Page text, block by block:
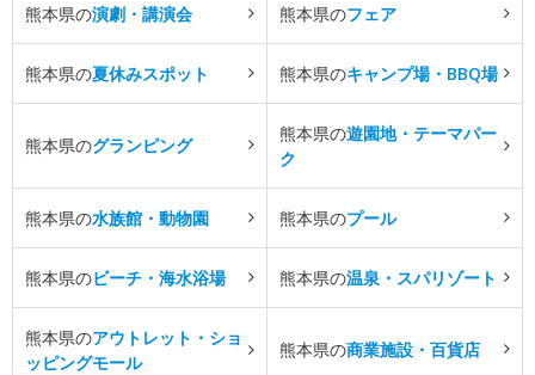
熊本県の演劇・講演会 熊本県のフェア
熊本県の夏休みスポット 熊本県のキャンプ場・BBQ場
熊本県のグランピング
熊本県の遊園地・テーマパー
ク
熊本県の水族館・動物園 熊本県のプール
熊本県のビーチ・海水浴場 熊本県の温泉・スパリゾート
熊本県のアウトレット・ショ
ッピングモール
熊本県の商業施設・百貨店